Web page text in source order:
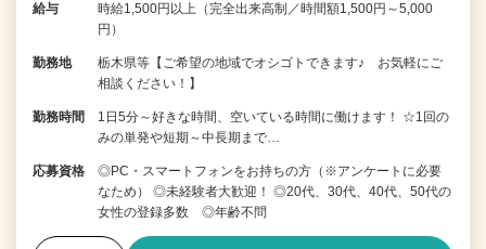
給与
時給1,500円以上（完全出来高制／時間額1,500円～5,000
円）
勤務地
栃木県等【ご希望の地域でオシゴトできます♪ お気軽にご
相談ください！】
勤務時間
1日5分～好きな時間、空いている時間に働けます！ ☆1回の
みの単発や短期～中長期まで…
応募資格
◎PC・スマートフォンをお持ちの方（※アンケートに必要
なため） ◎未経験者大歓迎！ ◎20代、30代、40代、50代の
女性の登録多数 ◎年齢不問